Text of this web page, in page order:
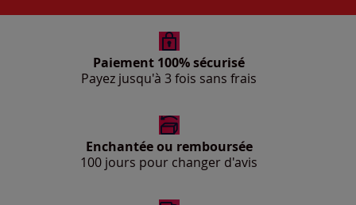
Paiement 100% sécurisé
Payez jusqu'à 3 fois sans frais
Enchantée ou remboursée
100 jours pour changer d'avis